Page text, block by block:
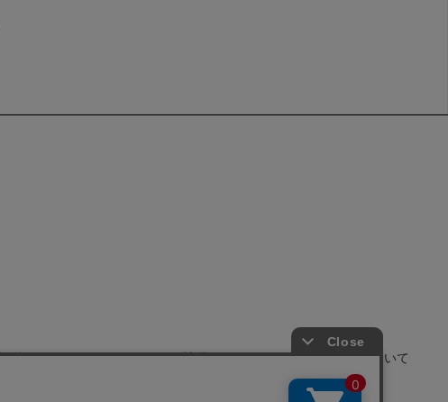
合わせ よくあるご質問 サイトポリシーについて